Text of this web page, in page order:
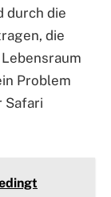
durch die
die
Problem
Safari